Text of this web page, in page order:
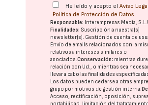
He leído y acepto elAviso Legal
Política de Protección de Datos
Responsable: Interempresas Media,
Finalidades: Suscripción a nuestra(s)
newsletter(s). Gestión de cuenta de
Envío de emails relacionados con la
relativos a intereses similares o
asociados.Conservación: mientras dure
relación con Ud., o mientras sea
llevar a cabo las finalidades
Los datos pueden cederse a otras
grupo por motivos de gestión interna.
Acceso, rectificación, oposición,